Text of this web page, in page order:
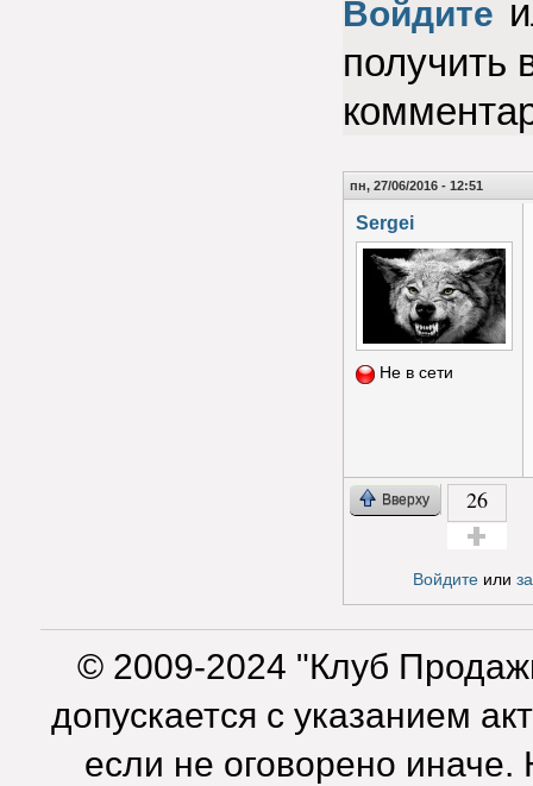
Войдите
получить
пн, 27/06/2016 - 12:51
Sergei
Не в сети
Вверху 26
Войдитеили
© 2009-2024 "Клуб
допускается с указанием
если не оговорено